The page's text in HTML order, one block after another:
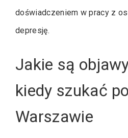
doświadczeniem w pracy z
depresję.
Jakie są
kiedy szukać
Warszawie